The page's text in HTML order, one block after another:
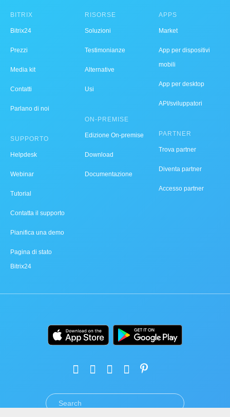
BITRIX
Bitrix24
Prezzi
Media kit
Contatti
Parlano di noi
SUPPORTO
Helpdesk
Webinar
Tutorial
Contatta il supporto
Pianifica una demo
Pagina di stato
Bitrix24
RISORSE
Soluzioni
Testimonianze
Alternative
Usi
ON-PREMISE
Edizione On-premise
Download
Documentazione
APPS
Market
App per dispositivi
mobili
App per desktop
API/sviluppatori
PARTNER
Trova partner
Diventa partner
Accesso partner